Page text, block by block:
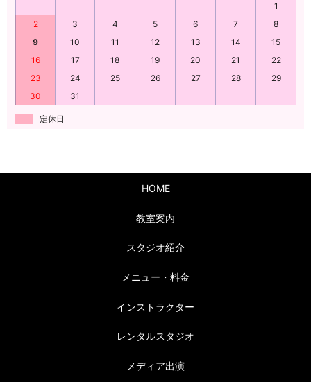
1
2
3 4 5 6 7
8
9
10 11 12 13 14
15
16
17 18 19 20 21
22
23
24 25 26 27 28
29
30
31
定休日
HOME
教室案内
スタジオ紹介
メニュー・料金
インストラクター
レンタルスタジオ
メディア出演